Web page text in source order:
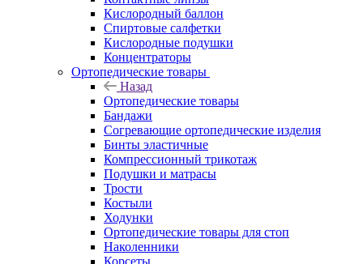
Кислородный баллон
Спиртовые салфетки
Кислородные подушки
Концентраторы
Ортопедические товары
Назад
Ортопедические товары
Бандажи
Согревающие ортопедические изделия
Бинты эластичные
Компрессионный трикотаж
Подушки и матрасы
Трости
Костыли
Ходунки
Ортопедические товары для стоп
Наколенники
Корсеты